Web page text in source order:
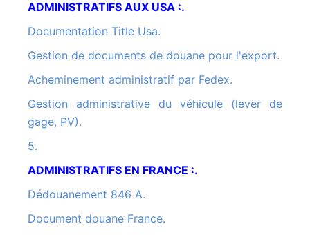
ADMINISTRATIFS AUX USA :.
Documentation Title Usa.
Gestion de documents de douane pour l'export.
Acheminement administratif par Fedex.
Gestion administrative du véhicule (lever de
gage, PV).
5.
ADMINISTRATIFS EN FRANCE :.
Dédouanement 846 A.
Document douane France.